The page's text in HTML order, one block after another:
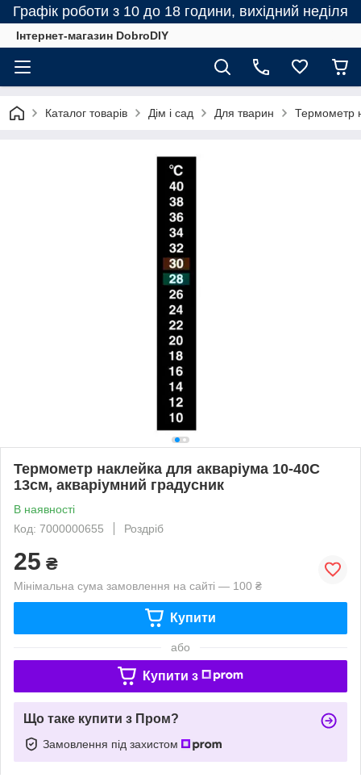
Графік роботи з 10 до 18 години, вихідний неділя
Інтернет-магазин DobroDIY
Каталог товарів Дім і сад Для тварин Термометр
Термометр наклейка для акваріума 10-40C
13см, акваріумний градусник
В наявності
Код: 7000000655
Роздріб
25 ₴
Мінімальна сума замовлення на сайті — 100 ₴
Купити
або
Купити з
Що таке купити з Пром?
Замовлення під захистом